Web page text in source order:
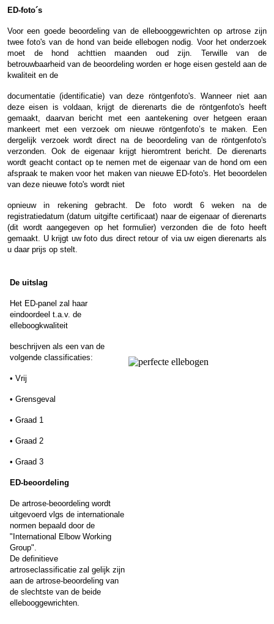
ED-foto´s
Voor een goede beoordeling van de ellebooggewrichten op artrose zijn
twee foto's van de hond van beide ellebogen nodig. Voor het onderzoek
moet de hond achttien maanden oud zijn. Terwille van de
betrouwbaarheid van de beoordeling worden er hoge eisen gesteld aan de
kwaliteit en de
documentatie (identificatie) van deze röntgenfoto's. Wanneer niet aan
deze eisen is voldaan, krijgt de dierenarts die de röntgenfoto's heeft
gemaakt, daarvan bericht met een aantekening over hetgeen eraan
mankeert met een verzoek om nieuwe röntgenfoto’s te maken. Een
dergelijk verzoek wordt direct na de beoordeling van de röntgenfoto's
verzonden. Ook de eigenaar krijgt hieromtrent bericht. De dierenarts
wordt geacht contact op te nemen met de eigenaar van de hond om een
afspraak te maken voor het maken van nieuwe ED-foto's. Het beoordelen
van deze nieuwe foto's wordt niet
opnieuw in rekening gebracht. De foto wordt 6 weken na de
registratiedatum (datum uitgifte certificaat) naar de eigenaar of dierenarts
(dit wordt aangegeven op het formulier) verzonden die de foto heeft
gemaakt. U krijgt uw foto dus direct retour of via uw eigen dierenarts als
u daar prijs op stelt.
De uitslag
Het ED-panel zal haar
eindoordeel t.a.v. de
elleboogkwaliteit
beschrijven als een van de
volgende classificaties:
• Vrij
• Grensgeval
• Graad 1
• Graad 2
• Graad 3
ED-beoordeling
De artrose-beoordeling wordt
uitgevoerd vlgs de internationale
normen bepaald door de
"International Elbow Working
Group".
De definitieve
artroseclassificatie zal gelijk zijn
aan de artrose-beoordeling van
de slechtste van de beide
ellebooggewrichten.